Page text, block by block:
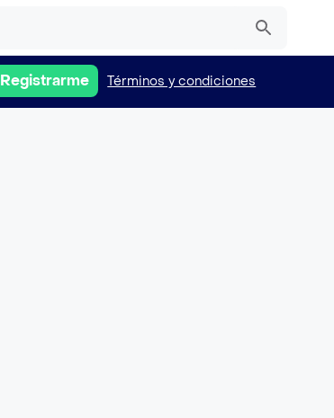
Registrarme Términos y condiciones